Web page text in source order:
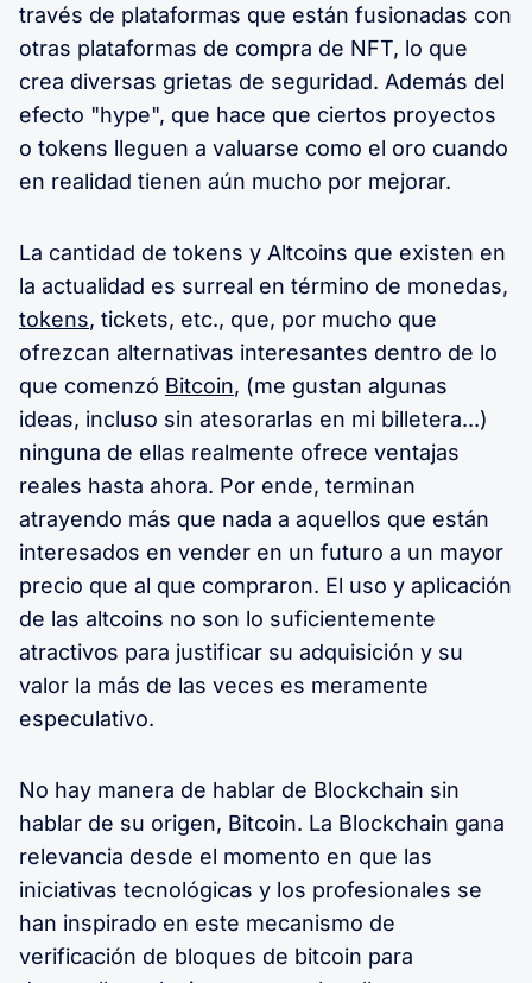
través de plataformas que están fusionadas con
otras plataformas de compra de NFT, lo que
crea diversas grietas de seguridad. Además del
efecto "hype", que hace que ciertos proyectos
o tokens lleguen a valuarse como el oro cuando
en realidad tienen aún mucho por mejorar.
La cantidad de tokens y Altcoins que existen en
la actualidad es surreal en término de monedas,
tokens, tickets, etc., que, por mucho que
ofrezcan alternativas interesantes dentro de lo
que comenzó Bitcoin, (me gustan algunas
ideas, incluso sin atesorarlas en mi billetera...)
ninguna de ellas realmente ofrece ventajas
reales hasta ahora. Por ende, terminan
atrayendo más que nada a aquellos que están
interesados en vender en un futuro a un mayor
precio que al que compraron. El uso y aplicación
de las altcoins no son lo suficientemente
atractivos para justificar su adquisición y su
valor la más de las veces es meramente
especulativo.
No hay manera de hablar de Blockchain sin
hablar de su origen, Bitcoin. La Blockchain gana
relevancia desde el momento en que las
iniciativas tecnológicas y los profesionales se
han inspirado en este mecanismo de
verificación de bloques de bitcoin para